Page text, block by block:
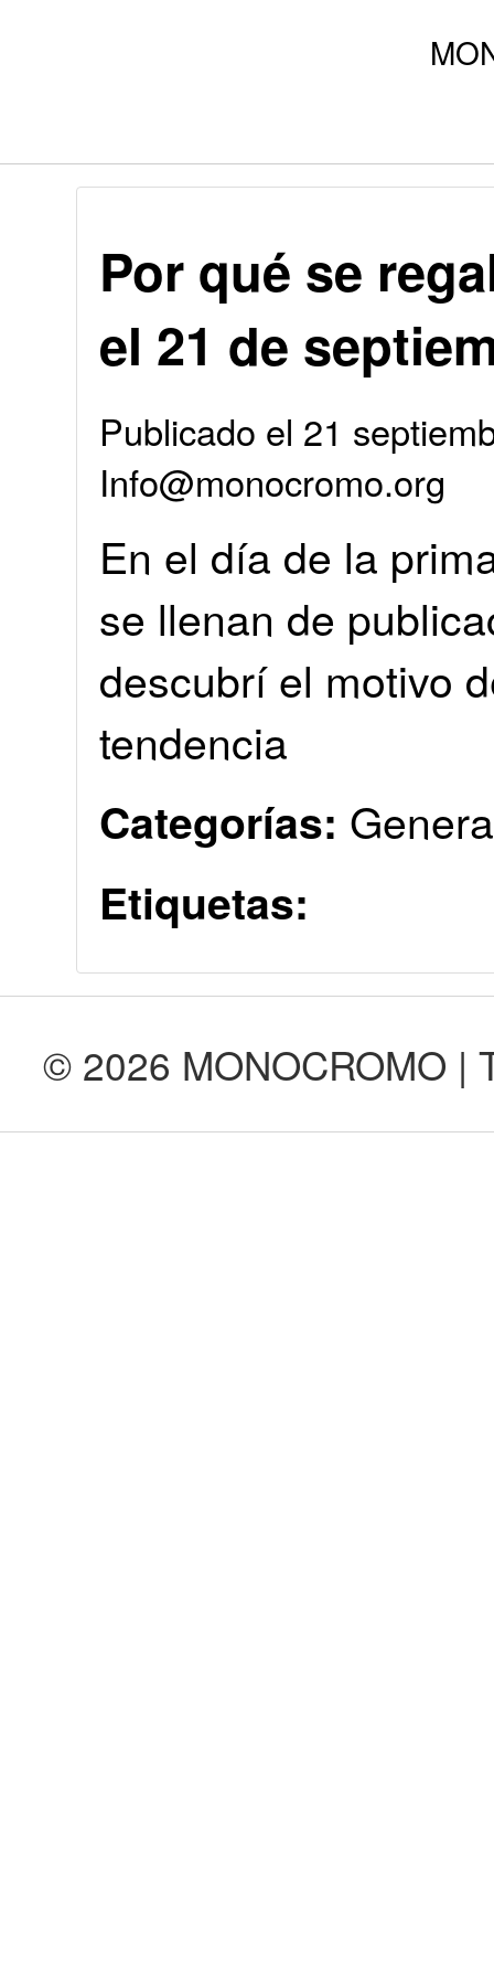
Por qué se
el 21 de
Publicado el 21
Info@monocromo.org
En el día de la
se llenan de
descubrí el motivo
tendencia
Categorías:
Etiquetas:
© 2026 MONOCROMO |